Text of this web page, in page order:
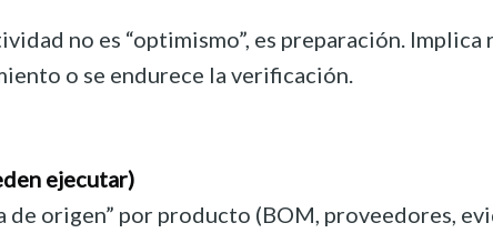
no es “optimismo”, es preparación.
o se endurece la verificación.
ejecutar)
origen” por producto (BOM, proveedores,